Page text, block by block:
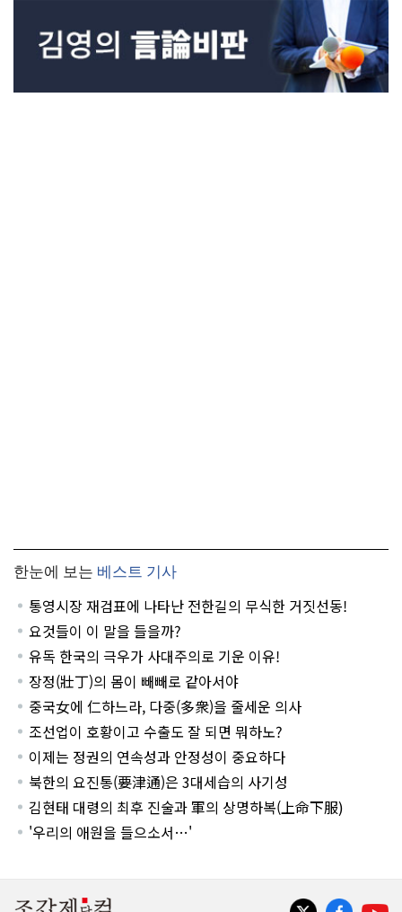
한눈에 보는 베스트 기사
통영시장 재검표에 나타난 전한길의 무식한 거짓선동!
요것들이 이 말을 들을까?
유독 한국의 극우가 사대주의로 기운 이유!
장정(壯丁)의 몸이 빼빼로 같아서야
중국女에 仁하느라, 다중(多衆)을 줄세운 의사
조선업이 호황이고 수출도 잘 되면 뭐하노?
이제는 정권의 연속성과 안정성이 중요하다
북한의 요진통(要津通)은 3대세습의 사기성
김현태 대령의 최후 진술과 軍의 상명하복(上命下服)
'우리의 애원을 들으소서…'